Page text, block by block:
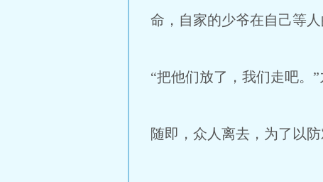
命，自家的少爷在自己等人
“把他们放了，我们走吧。
随即，众人离去，为了以